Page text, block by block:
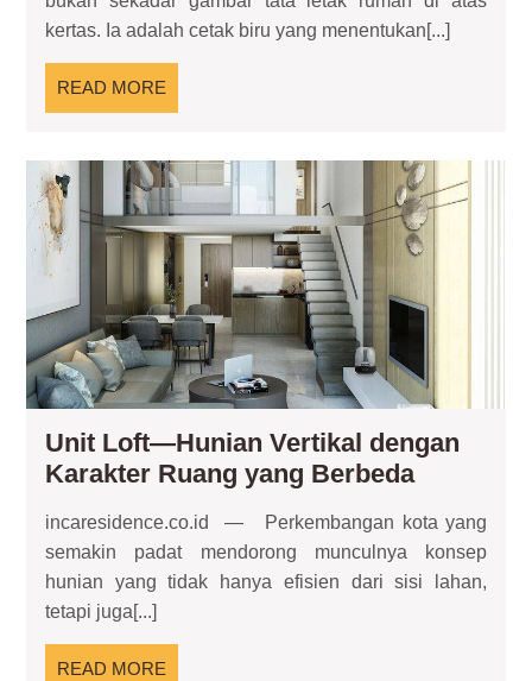
Hunian
Terencana
kertas. Ia adalah cetak biru yang menentukan[...]
READ MORE
MORE
Unit Loft—Hunian Vertikal dengan
Karakter Ruang yang BerbedaUnit
—
Hunian
Vertikal
incaresidence.co.id — Perkembangan kota yang
semakin padat mendorong munculnya konsep
hunian yang tidak hanya efisien dari sisi lahan,
tetapi juga[...]
READ MORE